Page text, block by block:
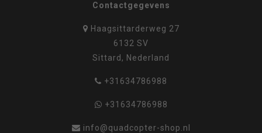
Contactgegevens
Haagsittarderweg 27
6132 SV
Sittard, Nederland
+31634786988
+31634786988
info@quadcopter-shop.nl